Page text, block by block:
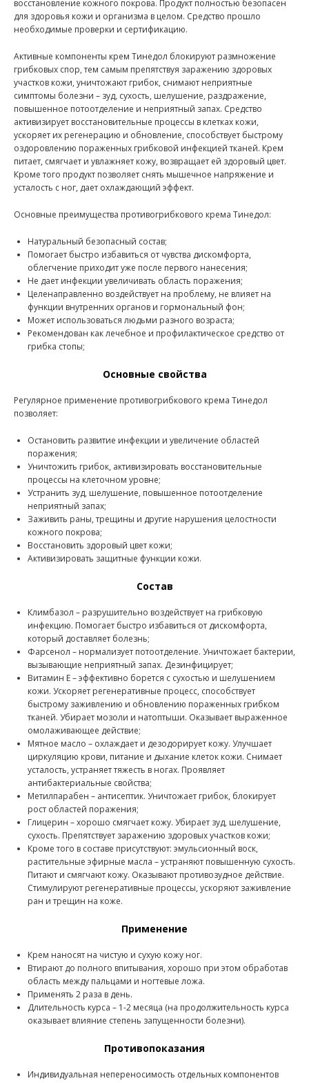
восстановление кожного покрова. Продукт полностью безопасен
для здоровья кожи и организма в целом. Средство прошло
необходимые проверки и сертификацию.
Активные компоненты крем Тинедол блокируют размножение
грибковых спор, тем самым препятствуя заражению здоровых
участков кожи, уничтожают грибок, снимают неприятные
симптомы болезни – зуд, сухость, шелушение, раздражение,
повышенное потоотделение и неприятный запах. Средство
активизирует восстановительные процессы в клетках кожи,
ускоряет их регенерацию и обновление, способствует быстрому
оздоровлению пораженных грибковой инфекцией тканей. Крем
питает, смягчает и увлажняет кожу, возвращает ей здоровый цвет.
Кроме того продукт позволяет снять мышечное напряжение и
усталость с ног, дает охлаждающий эффект.
Основные преимущества противогрибкового крема Тинедол:
Натуральный безопасный состав;
Помогает быстро избавиться от чувства дискомфорта,
облегчение приходит уже после первого нанесения;
Не дает инфекции увеличивать область поражения;
Целенаправленно воздействует на проблему, не влияет на
функции внутренних органов и гормональный фон;
Может использоваться людьми разного возраста;
Рекомендован как лечебное и профилактическое средство от
грибка стопы;
Основные свойства
Регулярное применение противогрибкового крема Тинедол
позволяет:
Остановить развитие инфекции и увеличение областей
поражения;
Уничтожить грибок, активизировать восстановительные
процессы на клеточном уровне;
Устранить зуд, шелушение, повышенное потоотделение
неприятный запах;
Заживить раны, трещины и другие нарушения целостности
кожного покрова;
Восстановить здоровый цвет кожи;
Активизировать защитные функции кожи.
Состав
Климбазол – разрушительно воздействует на грибковую
инфекцию. Помогает быстро избавиться от дискомфорта,
который доставляет болезнь;
Фарсенол – нормализует потоотделение. Уничтожает бактерии,
вызывающие неприятный запах. Дезинфицирует;
Витамин E – эффективно борется с сухостью и шелушением
кожи. Ускоряет регенеративные процесс, способствует
быстрому заживлению и обновлению пораженных грибком
тканей. Убирает мозоли и натоптыши. Оказывает выраженное
омолаживающее действие;
Мятное масло – охлаждает и дезодорирует кожу. Улучшает
циркуляцию крови, питание и дыхание клеток кожи. Снимает
усталость, устраняет тяжесть в ногах. Проявляет
антибактериальные свойства;
Метилпарабен – антисептик. Уничтожает грибок, блокирует
рост областей поражения;
Глицерин – хорошо смягчает кожу. Убирает зуд, шелушение,
сухость. Препятствует заражению здоровых участков кожи;
Кроме того в составе присутствуют: эмульсионный воск,
растительные эфирные масла – устраняют повышенную сухость.
Питают и смягчают кожу. Оказывают противозудное действие.
Стимулируют регенеративные процессы, ускоряют заживление
ран и трещин на коже.
Применение
Крем наносят на чистую и сухую кожу ног.
Втирают до полного впитывания, хорошо при этом обработав
область между пальцами и ногтевые ложа.
Применять 2 раза в день.
Длительность курса – 1-2 месяца (на продолжительность курса
оказывает влияние степень запущенности болезни).
Противопоказания
Индивидуальная непереносимость отдельных компонентов